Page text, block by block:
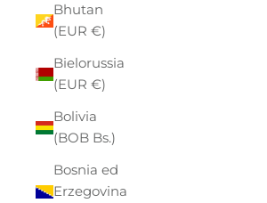
Bhutan
(EUR €)
Bielorussia
(EUR €)
Bolivia
(BOB Bs.)
Bosnia ed
Erzegovina